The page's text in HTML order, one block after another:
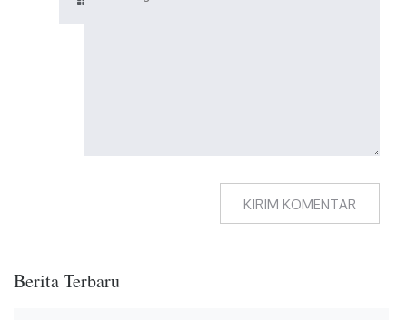
Berita Terbaru